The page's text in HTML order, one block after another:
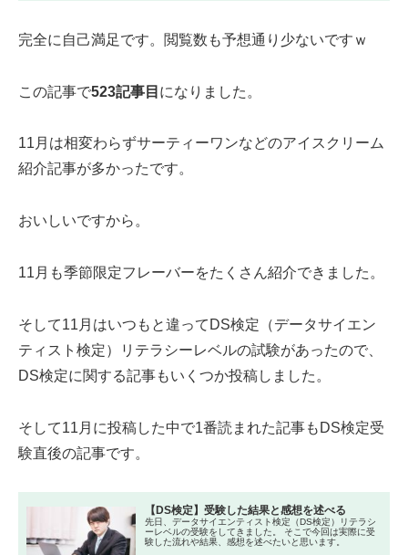
完全に自己満足です。閲覧数も予想通り少ないですｗ
この記事で523記事目 になりました。
11月は相変わらずサーティーワンなどのアイスクリーム
紹介記事が多かったです。
おいしいですから。
11月も季節限定フレーバーをたくさん紹介できました。
そして11月はいつもと違ってDS検定（データサイエン
ティスト検定）リテラシーレベルの試験があったので、
DS検定に関する記事もいくつか投稿しました。
そして11月に投稿した中で1番読まれた記事もDS検定受
験直後の記事です。
【DS検定】受験した結果と感想を述べる
先日、データサイエンティスト検定（DS検定）リテラシ
ーレベルの受験をしてきました。 そこで今回は実際に受
験した流れや結果、感想を述べたいと思います。